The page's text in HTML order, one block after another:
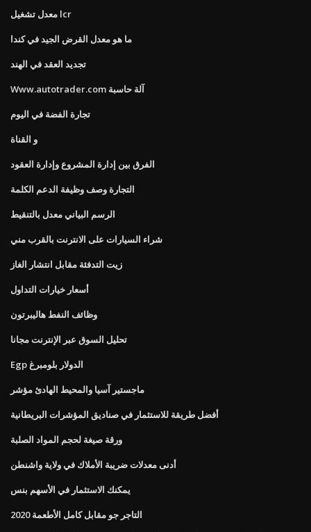
معدل تشغيل lcr
ما هو معدل القرض الجيد في كندا
تجديد العقد في الهند
Www.autotrader.com آلة حاسبة
تجارة الفضة في اليوم
و القناة
الفرق بين إدارة المشروع وإدارة العقود
التجارة وصف وظيفة الدعم الكلمة
الرسم البياني معدل بالتنقيط
شراء السيارات على الانترنت بالقرب مني
زيت التدفئة مقابل انتشار الغاز
أسعار خيارات التداول
وظائف النفط هاليبرتون
تحليل السوق عبر الإنترنت مجانا
Egp الدولار بلومبرغ
ماجستير آسيا والمحيط الهادئ مؤشر
أفضل طريقة للاستثمار في صناديق المؤشرات البريطانية
ورقة صيغة لحجم المواد الصلبة
أدنى معدلات ضريبة الأملاك في ولاية واشنطن
يمكنك الاستثمار في الأسهم بنس
التاجر جو مقابل كامل الأطعمة 2020